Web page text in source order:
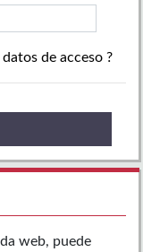
de acceso ?
web, puede